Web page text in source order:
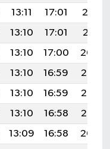
13:11 17:01
20:12
13:10 17:01
20:11
13:10 17:00
20:09
13:10 16:59
20:08
13:10 16:59
20:07
13:10 16:58
20:05
13:09 16:58
20:04